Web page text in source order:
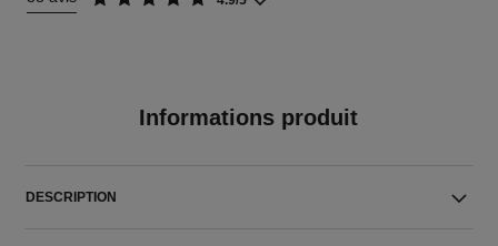
Informations produit
DESCRIPTION